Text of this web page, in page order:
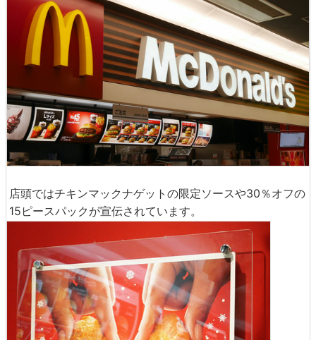
店頭ではチキンマックナゲットの限定ソースや30％オフの
15ピースパックが宣伝されています。